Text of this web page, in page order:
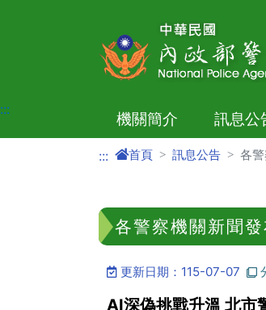
::: 機關簡介 訊息公
::: 首頁 訊息公告 各
各警察機關新聞發
更新日期：115-07-07
AI深偽挑戰升溫 北市